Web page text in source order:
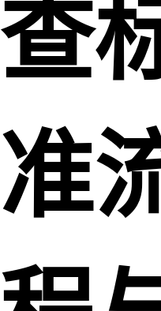
查
准